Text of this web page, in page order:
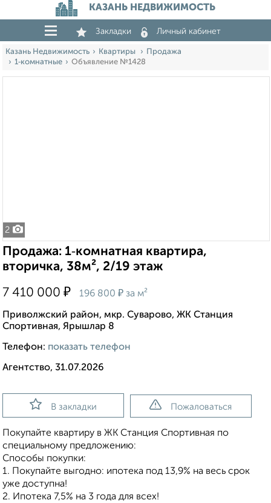
КАЗАНЬ НЕДВИЖИМОСТЬ
Закладки Личный кабинет
Казань Недвижимость Квартиры
Продажа
1‑комнатные
Объявление №1428
2
Продажа: 1‑комнатная квартира,
вторичка, 38м², 2/19 этаж
7 410 000 ₽ 196 800 ₽ за м²
Приволжский район, мкр. Суварово, ЖК Станция
Спортивная, Ярышлар 8
Телефон: показать телефон
Агентство, 31.07.2026
В закладки Пожаловаться
Покупайте квартиру в ЖК Станция Спортивная по
специальному предложению:
Способы покупки:
1. Покупайте выгодно: ипотека под 13,9% на весь срок
уже доступна!
2. Ипотека 7,5% на 3 года для всех!